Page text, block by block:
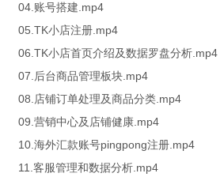
04.账号搭建.mp4
05.TK小店注册.mp4
06.TK小店首页介绍及数据罗盘分析.mp4
07.后台商品管理板块.mp4
08.店铺订单处理及商品分类.mp4
09.营销中心及店铺健康.mp4
10.海外汇款账号pingpong注册.mp4
11.客服管理和数据分析.mp4